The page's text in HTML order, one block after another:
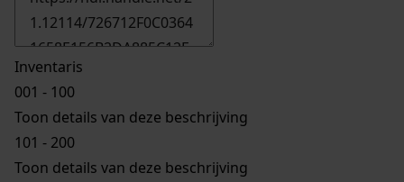
Inventaris
001 - 100
Toon details van deze beschrijving
101 - 200
Toon details van deze beschrijving